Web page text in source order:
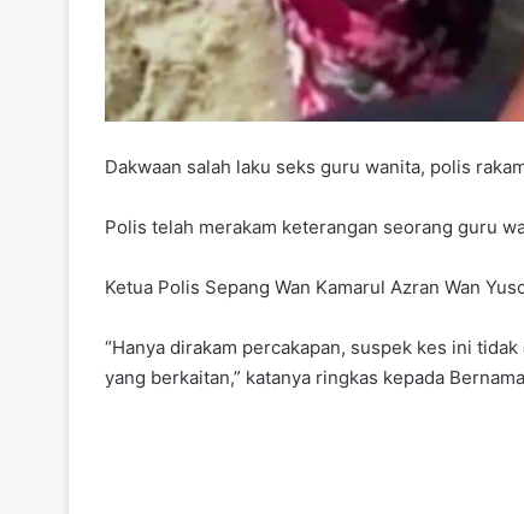
Dakwaan salah laku seks guru wanita, polis
Polis telah merakam keterangan seorang guru
Ketua Polis Sepang Wan Kamarul Azran Wan
“Hanya dirakam percakapan, suspek kes ini
yang berkaitan,” katanya ringkas kepada